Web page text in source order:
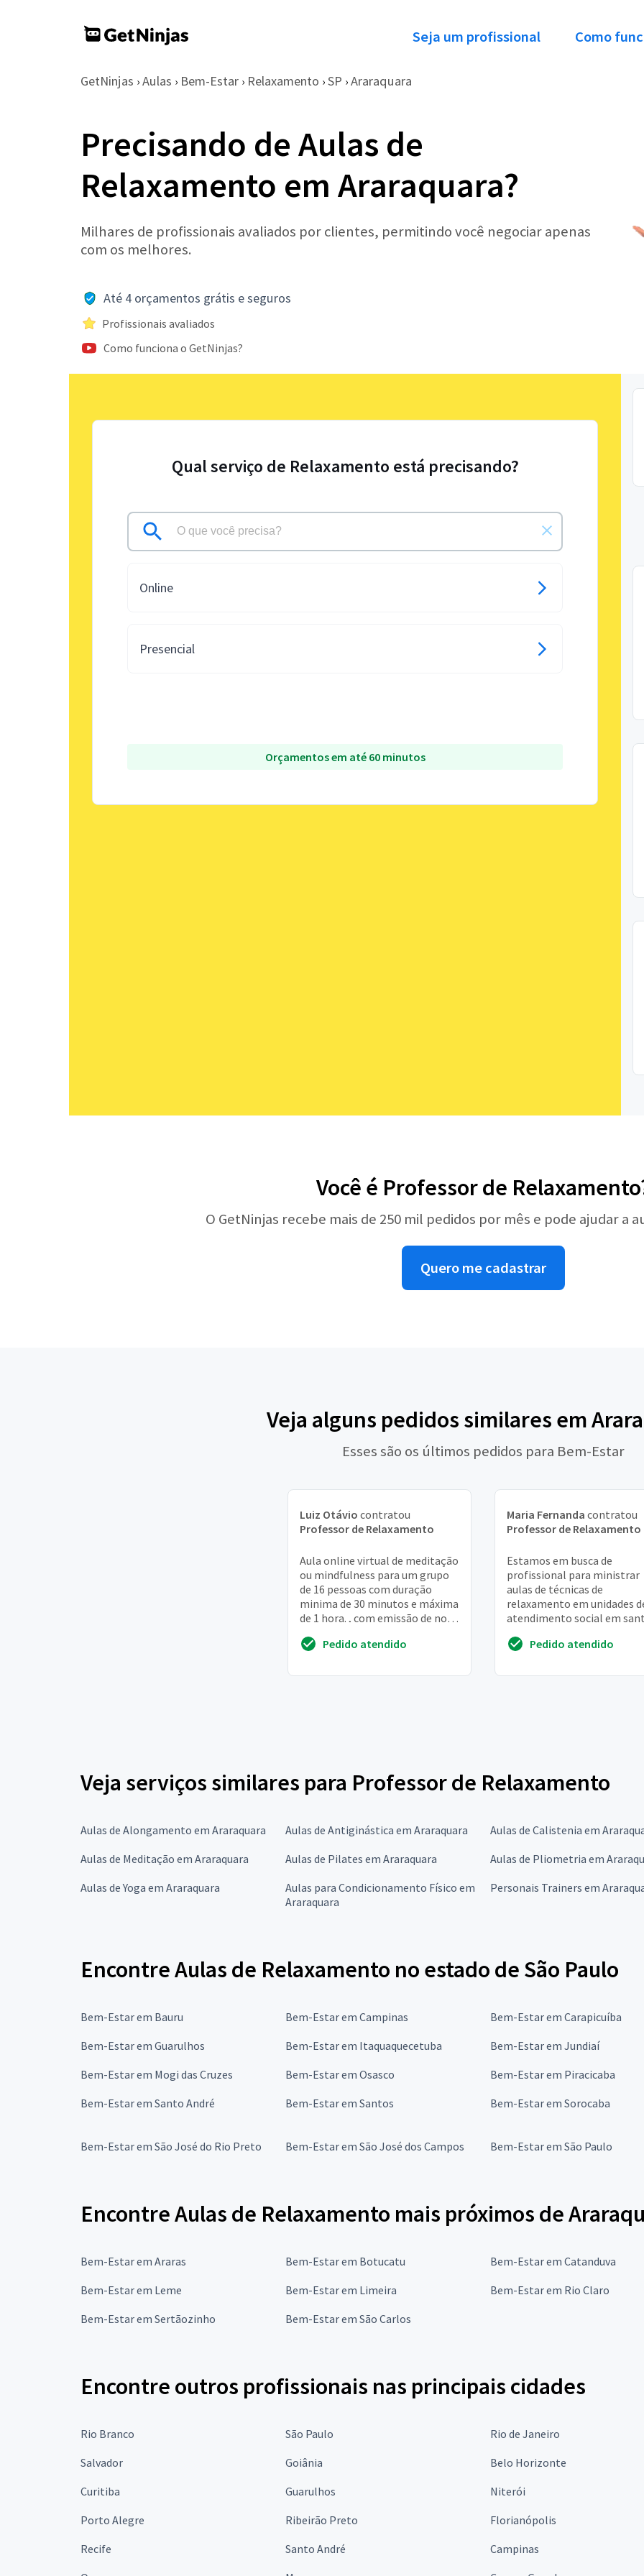
Seja um profissional Como
GetNinjas › Aulas › Bem-Estar › Relaxamento › SP › Araraquara
Precisando de Aulas de
Relaxamento em Araraquara?
Milhares de profissionais avaliados por clientes, permitindo você negociar apenas
com os melhores.
Até 4 orçamentos grátis e seguros
Profissionais avaliados
Como funciona o GetNinjas?
Qual serviço de Relaxamento está precisando?
Online
Presencial
Orçamentos em até 60 minutos
Você é Professor de
O GetNinjas recebe mais de 250 mil pedidos por mês e pode ajudar a
Quero me cadastrar
Veja alguns pedidos similares em
Esses são os últimos pedidos para Bem-Estar
Luiz Otávio contratou
Professor de Relaxamento
Aula online virtual de meditação
ou mindfulness para um grupo
de 16 pessoas com duração
minima de 30 minutos e máxima
de 1 hora. , com emissão de nota
Pedido atendido
Maria Fernanda contratou
Professor de Relaxamento
Estamos em busca de
profissional para ministrar
aulas de técnicas de
relaxamento em unidades
atendimento social em
carga horá 52h mensais /
Pedido atendido
Veja serviços similares para Professor de Relaxamento
Aulas de Alongamento em Araraquara Aulas de Antiginástica em Araraquara Aulas de Calistenia em
Aulas de Meditação em Araraquara
Aulas de Pilates em Araraquara Aulas de Pliometria em
Aulas de Yoga em Araraquara
Aulas para Condicionamento Físico em
Araraquara
Personais Trainers em
Encontre Aulas de Relaxamento no estado de São Paulo
Bem-Estar em Bauru Bem-Estar em Campinas Bem-Estar em Carapicuíba
Bem-Estar em Guarulhos
Bem-Estar em Itaquaquecetuba Bem-Estar em Jundiaí
Bem-Estar em Mogi das Cruzes
Bem-Estar em Osasco Bem-Estar em Piracicaba
Bem-Estar em Santo André
Bem-Estar em Santos Bem-Estar em Sorocaba
Bem-Estar em São José do Rio Preto
Bem-Estar em São José dos Campos Bem-Estar em São Paulo
Encontre Aulas de Relaxamento mais próximos de
Bem-Estar em Araras Bem-Estar em Botucatu Bem-Estar em Catanduva
Bem-Estar em Leme
Bem-Estar em Limeira Bem-Estar em Rio Claro
Bem-Estar em Sertãozinho
Bem-Estar em São Carlos
Encontre outros profissionais nas principais cidades
Rio Branco São Paulo Rio de Janeiro
Salvador
Goiânia Belo Horizonte
Curitiba
Guarulhos Niterói
Porto Alegre
Ribeirão Preto Florianópolis
Recife
Santo André Campinas